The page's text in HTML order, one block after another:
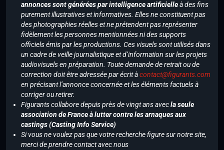
annonces sont générées par intelligence artificielleà des fins
purement illustratives et informatives. Elles ne constituent pas
des photographies réelles et ne prétendent pas représenter
fidèlement les personnes mentionnées ni des supports
officiels émis par les productions. Ces visuels sont utilisés dans
un cadre de veille journalistique et d’information sur les projets
audiovisuels en préparation. Toute demande de retrait ou de
correction doit être adressée par écrit àcontact@figurants.com
en précisant l’annonce concernée et les éléments factuels à
corriger ou retirer.
Figurants collabore depuis près de vingt ans avecla seule
association de France à lutter contre les arnaques aux
castings (Casting Info Service)
Si vous ne voulez pas que votre recherche figure sur notre site,
merci de prendre contact avec nous